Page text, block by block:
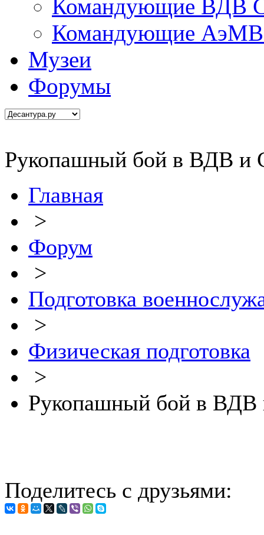
Командующие ВДВ
Командующие АэМВ
Музеи
Форумы
Рукопашный бой в ВДВ и
Главная
>
Форум
>
Подготовка
>
Физическая подготовка
>
Рукопашный бой в
Поделитесь с друзьями: